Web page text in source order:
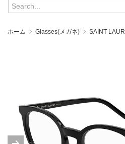
ホーム Glasses(メガネ) SAINT